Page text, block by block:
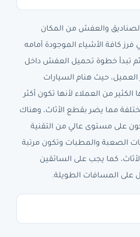
الصناديق والعفش من المكان
كافة الأشياء الموجودة أمامه
تبدأ خطوة تحميل العفش داخل
العميل، حيث هنام السيارات
من العملاء لأنها تكون أكثر
مما يضر بقطع الأثاث، وهناك
على مستوى عالي من التقنية
الصعبة والمطبات وتكون مرتبة
كما يجب على السائقين
على المسافات الطويلة.